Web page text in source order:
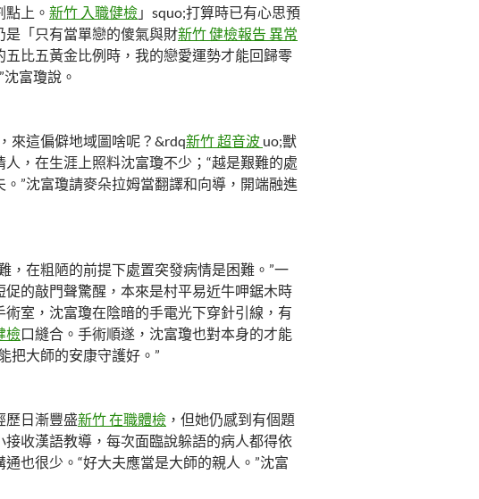
上。 新竹 入職健檢 」squo;打算時已有心思預
是「只有當單戀的傻氣與財新竹 健檢報告 異常
五比五黃金比例時，我的戀愛運勢才能回歸零
富瓊說。
來這偏僻地域圖啥呢？&rdq新竹 超音波 uo;獸
，在生涯上照料沈富瓊不少；“越是艱難的處
。”沈富瓊請麥朵拉姆當翻譯和向導，開端融進
，在粗陋的前提下處置突發病情是困難。”一
促的敲門聲驚醒，本來是村平易近牛呷鋸木時
術室，沈富瓊在陰暗的手電光下穿針引線，有
檢口縫合。手術順遂，沈富瓊也對本身的才能
把大師的安康守護好。”
歷日漸豐盛新竹 在職體檢 ，但她仍感到有個題
接收漢語教導，每次面臨說躲語的病人都得依
也很少。“好大夫應當是大師的親人。”沈富